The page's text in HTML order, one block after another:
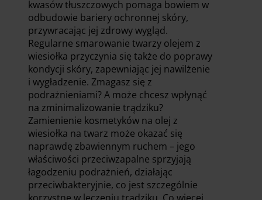
kwasów tłuszczowych pomaga bowiem w
odbudowie bariery ochronnej skóry,
przywracając jej zdrowy wygląd.
Regularne smarowanie twarzy olejem z
wiesiołka przyczynia się także do poprawy
kondycji skóry, zapewniając jej nawilżenie
i wygładzenie. Zmagasz się z
podrażnieniami? A może chcesz wpłynąć
na zminimalizowanie trądziku?
Zamienienie kosmetyków na olej z
wiesiołka na twarz może okazać się
naprawdę zbawiennym ruchem – jego
właściwości przeciwzapalne sprzyjają
łagodzeniu podrażnień, działając
przeciwbakteryjnie, co jest szczególnie